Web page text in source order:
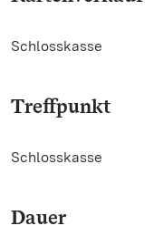
Schlosskasse
Treffpunkt
Schlosskasse
Dauer